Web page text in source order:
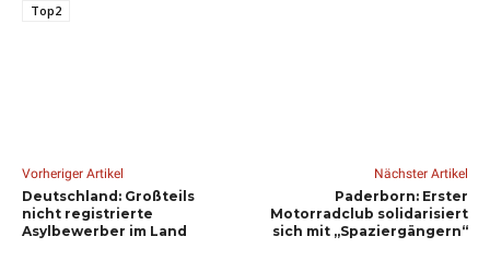
Top2
Vorheriger Artikel
Deutschland: Großteils
nicht registrierte
Asylbewerber im Land
Nächster Artikel
Paderborn: Erster
Motorradclub solidarisiert
sich mit „Spaziergängern“